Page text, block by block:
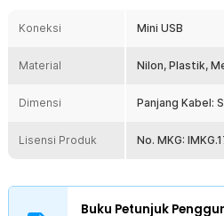
ini Anda dapat merekam suara dengan
dibandingkan menggunakan built-in
Koneksi Mini USB
Material Nilon, Plastik,
Dimensi Panjang Kabel:
Lisensi Produk No. MKG:
Buku Petunjuk